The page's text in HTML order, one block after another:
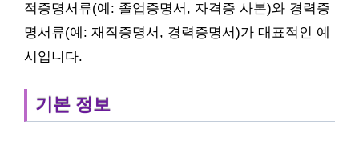
적증명서류(예: 졸업증명서, 자격증 사본)와 경력증
명서류(예: 재직증명서, 경력증명서)가 대표적인 예
시입니다.
기본 정보